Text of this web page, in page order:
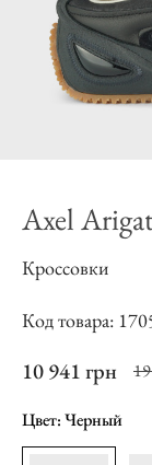
Axel
Кроссовки
Код товара:
10 941 грн
Цвет: Черный